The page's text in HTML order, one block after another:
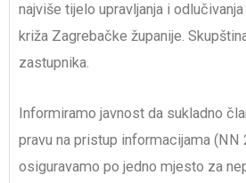
najviše tijelo upravljanja i
križa Zagrebačke županije.
zastupnika.
Informiramo javnost da sukladno
pravu na pristup informacijama
osiguravamo po jedno mjesto za